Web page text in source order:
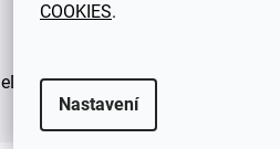
COOKIES.
Nastavení
eDEKOR.cz